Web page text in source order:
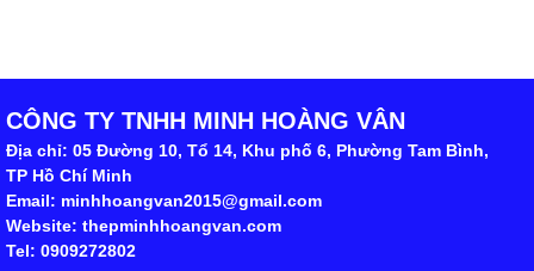
CÔNG TY TNHH MINH HOÀNG VÂN
Địa chỉ: 05 Đường 10, Tổ 14, Khu phố 6, Phường Tam Bình,
TP Hồ Chí Minh
Email: minhhoangvan2015@gmail.com
Website: thepminhhoangvan.com
Tel: 0909272802